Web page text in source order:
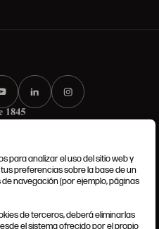
COOKIES
para analizar el uso del sitio web y
preferencias sobre la base de un
navegación (por ejemplo, páginas
de terceros, deberá eliminarlas
el sistema ofrecido por el propio